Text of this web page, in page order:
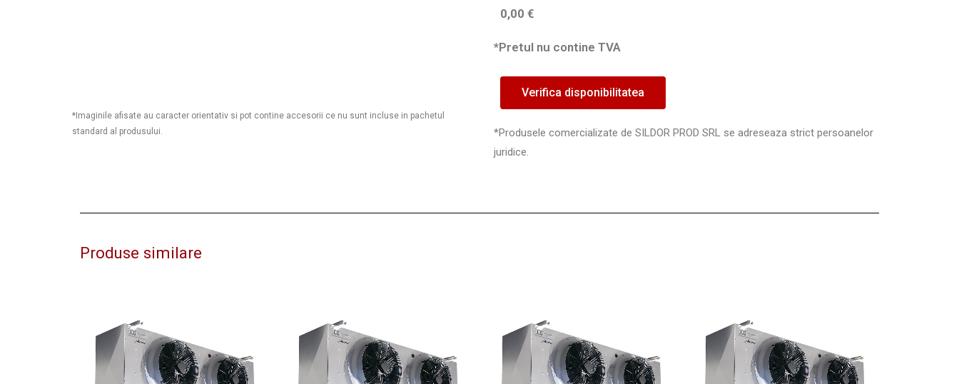
*Imaginile afisate au caracter orientativ si pot contine accesorii ce nu sunt incluse in pachetul
standard al produsului.
0,00 €
*Pretul nu contine TVA
Verifica disponibilitatea
*Produsele comercializate de SILDOR PROD SRL se adreseaza strict persoanelor
juridice.
Produse similare